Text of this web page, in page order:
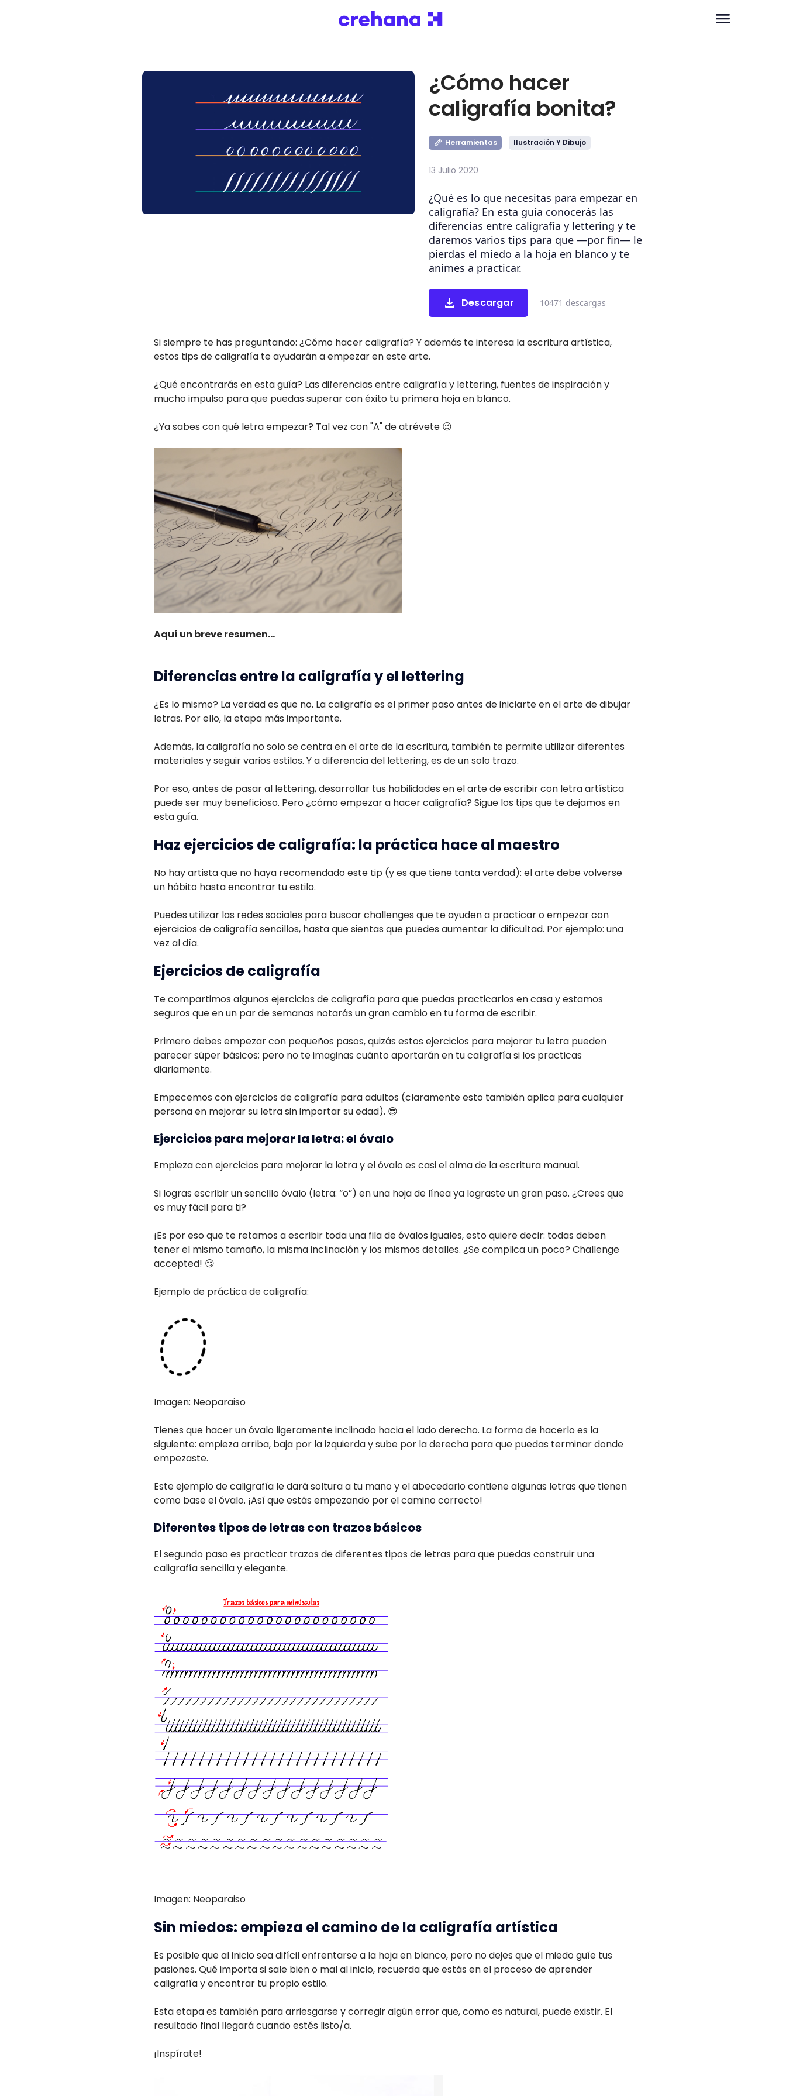
¿Cómo hacer
caligrafía bonita?
Herramientas Ilustración Y Dibujo
13 Julio 2020
¿Qué es lo que necesitas para empezar en
caligrafía? En esta guía conocerás las
diferencias entre caligrafía y lettering y te
daremos varios tips para que —por fin— le
pierdas el miedo a la hoja en blanco y te
animes a practicar.
Descargar 10471 descargas
Si siempre te has preguntando: ¿Cómo hacer caligrafía? Y además te interesa la escritura artística,
estos tips de caligrafía te ayudarán a empezar en este arte.
¿Qué encontrarás en esta guía? Las diferencias entre caligrafía y lettering, fuentes de inspiración y
mucho impulso para que puedas superar con éxito tu primera hoja en blanco.
¿Ya sabes con qué letra empezar? Tal vez con "A" de atrévete 😉
Aquí un breve resumen...
Diferencias entre la caligrafía y el lettering
¿Es lo mismo? La verdad es que no. La caligrafía es el primer paso antes de iniciarte en el arte de dibujar
letras. Por ello, la etapa más importante.
Además, la caligrafía no solo se centra en el arte de la escritura, también te permite utilizar diferentes
materiales y seguir varios estilos. Y a diferencia del lettering, es de un solo trazo.
Por eso, antes de pasar al lettering, desarrollar tus habilidades en el arte de escribir con letra artística
puede ser muy beneficioso. Pero ¿cómo empezar a hacer caligrafía? Sigue los tips que te dejamos en
esta guía.
Haz ejercicios de caligrafía: la práctica hace al maestro
No hay artista que no haya recomendado este tip (y es que tiene tanta verdad): el arte debe volverse
un hábito hasta encontrar tu estilo.
Puedes utilizar las redes sociales para buscar challenges que te ayuden a practicar o empezar con
ejercicios de caligrafía sencillos, hasta que sientas que puedes aumentar la dificultad. Por ejemplo: una
vez al día.
Ejercicios de caligrafía
Te compartimos algunos ejercicios de caligrafía para que puedas practicarlos en casa y estamos
seguros que en un par de semanas notarás un gran cambio en tu forma de escribir.
Primero debes empezar con pequeños pasos, quizás estos ejercicios para mejorar tu letra pueden
parecer súper básicos; pero no te imaginas cuánto aportarán en tu caligrafía si los practicas
diariamente.
Empecemos con ejercicios de caligrafía para adultos (claramente esto también aplica para cualquier
persona en mejorar su letra sin importar su edad). 😎
Ejercicios para mejorar la letra: el óvalo
Empieza con ejercicios para mejorar la letra y el óvalo es casi el alma de la escritura manual.
Si logras escribir un sencillo óvalo (letra: “o”) en una hoja de línea ya lograste un gran paso. ¿Crees que
es muy fácil para ti?
¡Es por eso que te retamos a escribir toda una fila de óvalos iguales, esto quiere decir: todas deben
tener el mismo tamaño, la misma inclinación y los mismos detalles. ¿Se complica un poco? Challenge
accepted! 😏
Ejemplo de práctica de caligrafía:
Imagen: Neoparaiso
Tienes que hacer un óvalo ligeramente inclinado hacia el lado derecho. La forma de hacerlo es la
siguiente: empieza arriba, baja por la izquierda y sube por la derecha para que puedas terminar donde
empezaste.
Este ejemplo de caligrafía le dará soltura a tu mano y el abecedario contiene algunas letras que tienen
como base el óvalo. ¡Así que estás empezando por el camino correcto!
Diferentes tipos de letras con trazos básicos
El segundo paso es practicar trazos de diferentes tipos de letras para que puedas construir una
caligrafía sencilla y elegante.
Imagen: Neoparaiso
Sin miedos: empieza el camino de la caligrafía artística
Es posible que al inicio sea difícil enfrentarse a la hoja en blanco, pero no dejes que el miedo guíe tus
pasiones. Qué importa si sale bien o mal al inicio, recuerda que estás en el proceso de aprender
caligrafía y encontrar tu propio estilo.
Esta etapa es también para arriesgarse y corregir algún error que, como es natural, puede existir. El
resultado final llegará cuando estés listo/a.
¡Inspírate!